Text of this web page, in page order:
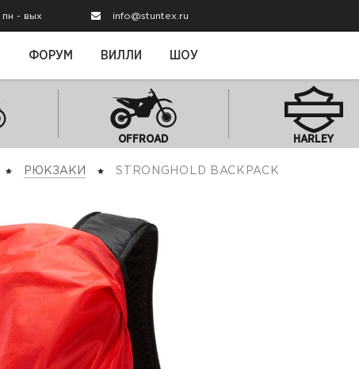
пн - вых info@stuntex.ru
ФОРУМ ВИЛЛИ ШОУ
OFFROAD HARLEY
РЮКЗАКИ STRONGHOLD BACKPACK